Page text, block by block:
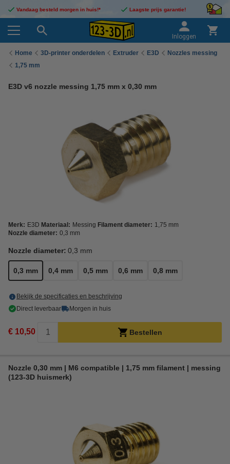
Vandaag besteld morgen in huis!* Laagste prijs garantie!
Inloggen
Home 3D-printer onderdelen Extruder E3D
Nozzles messing
1,75 mm
E3D v6 nozzle messing 1,75 mm x 0,30 mm
Merk: E3D Materiaal: Messing Filament diameter: 1,75 mm
Nozzle diameter: 0,3 mm
Nozzle diameter: 0,3 mm
0,3 mm 0,4 mm 0,5 mm 0,6 mm 0,8 mm
Bekijk de specificaties en beschrijving
Direct leverbaar
Morgen in huis
€ 10,50 Bestellen
Nozzle 0,30 mm | M6 compatible | 1,75 mm filament | messing
(123-3D huismerk)